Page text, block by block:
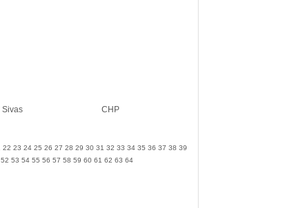
Sivas CHP
22 23 24 25 26 27 28 29 30 31 32 33 34 35 36 37 38 39
52 53 54 55 56 57 58 59 60 61 62 63 64